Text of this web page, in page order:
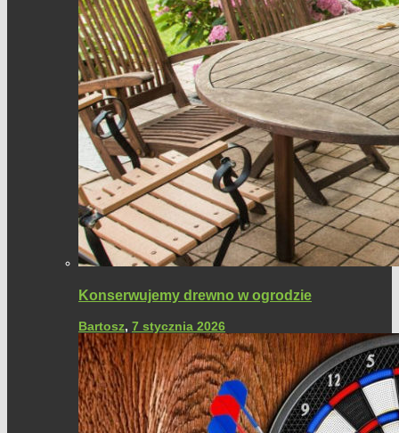
Konserwujemy drewno w ogrodzie
Bartosz, 7 stycznia 2026